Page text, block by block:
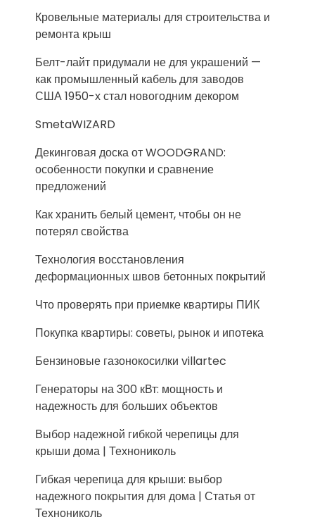
Кровельные материалы для строительства и
ремонта крыш
Белт-лайт придумали не для украшений —
как промышленный кабель для заводов
США 1950-х стал новогодним декором
SmetaWIZARD
Декинговая доска от WOODGRAND:
особенности покупки и сравнение
предложений
Как хранить белый цемент, чтобы он не
потерял свойства
Технология восстановления
деформационных швов бетонных покрытий
Что проверять при приемке квартиры ПИК
Покупка квартиры: советы, рынок и ипотека
Бензиновые газонокосилки villartec
Генераторы на 300 кВт: мощность и
надежность для больших объектов
Выбор надежной гибкой черепицы для
крыши дома | Технониколь
Гибкая черепица для крыши: выбор
надежного покрытия для дома | Статья от
Технониколь